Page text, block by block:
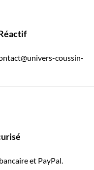
coussin-
et PayPal.